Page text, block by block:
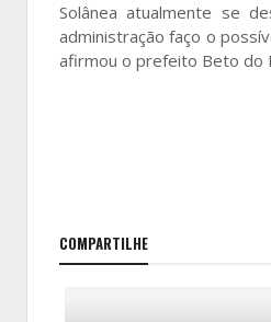
Solânea atualmente se
administração faço o
afirmou o prefeito Beto do
COMPARTILHE